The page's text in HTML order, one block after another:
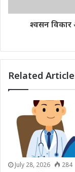
श्वसन विकार
Related
July 28, 2026 284